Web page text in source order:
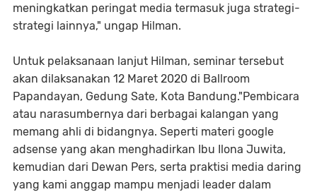
meningkatkan peringat media termasuk juga strategi-
strategi lainnya," ungap Hilman.
Untuk pelaksanaan lanjut Hilman, seminar tersebut
akan dilaksanakan 12 Maret 2020 di Ballroom
Papandayan, Gedung Sate, Kota Bandung."Pembicara
atau narasumbernya dari berbagai kalangan yang
memang ahli di bidangnya. Seperti materi google
adsense yang akan menghadirkan Ibu Ilona Juwita,
kemudian dari Dewan Pers, serta praktisi media daring
yang kami anggap mampu menjadi leader dalam